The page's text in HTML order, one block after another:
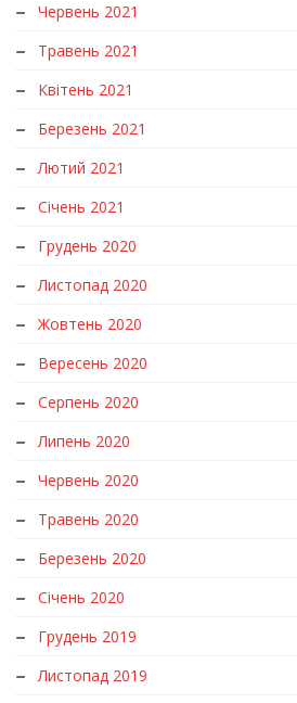
Червень 2021
Травень 2021
Квітень 2021
Березень 2021
Лютий 2021
Січень 2021
Грудень 2020
Листопад 2020
Жовтень 2020
Вересень 2020
Серпень 2020
Липень 2020
Червень 2020
Травень 2020
Березень 2020
Січень 2020
Грудень 2019
Листопад 2019